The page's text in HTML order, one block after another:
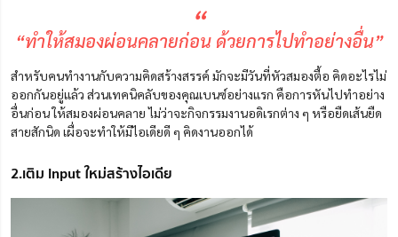
“
“ทำให้สมองผ่อนคลายก่อน ด้วยการไปทำอย่างอื่น”
สำหรับคนทำงานกับความคิดสร้างสรรค์ มักจะมีวันที่หัวสมองตื้อ คิดอะไรไม่
ออกกันอยู่แล้ว ส่วนเทคนิคลับของคุณเบนซ์อย่างแรก คือการหันไปทำอย่าง
อื่นก่อน ให้สมองผ่อนคลาย ไม่ว่าจะกิจกรรมงานอดิเรกต่าง ๆ หรือยืดเส้นยืด
สายสักนิด เผื่อจะทำให้มีไอเดียดี ๆ คิดงานออกได้
2.เติม Input ใหม่สร้างไอเดีย